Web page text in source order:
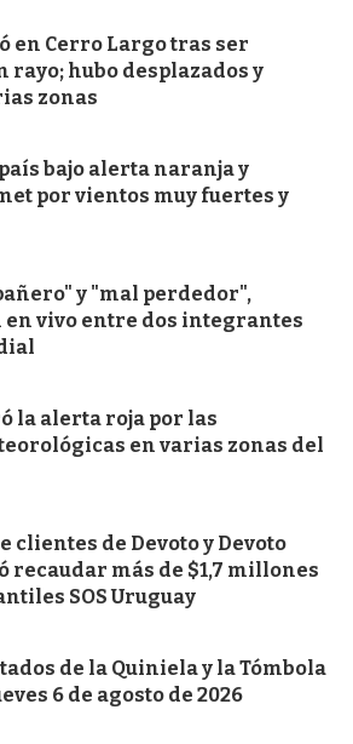
en Cerro Largo tras ser
rayo; hubo desplazados y
zonas
bajo alerta naranja y
por vientos muy fuertes y
y "mal perdedor",
vivo entre dos integrantes
la alerta roja por las
en varias zonas del
clientes de Devoto y Devoto
recaudar más de $1,7 millones
SOS Uruguay
de la Quiniela y la Tómbola
6 de agosto de 2026